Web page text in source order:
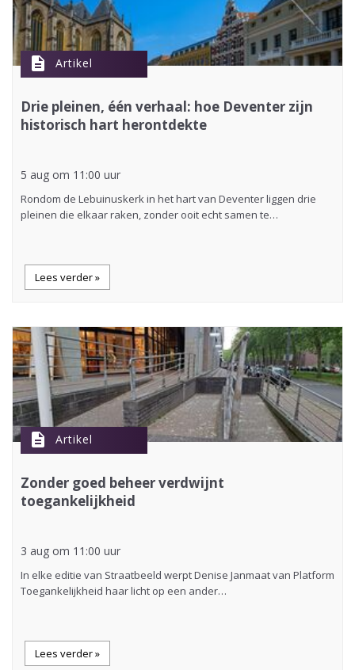
description Artikel
Drie pleinen, één verhaal: hoe Deventer zijn
historisch hart herontdekte
5 aug om 11:00 uur
Rondom de Lebuinuskerk in het hart van Deventer liggen drie
pleinen die elkaar raken, zonder ooit echt samen te…
Lees verder »
description Artikel
Zonder goed beheer verdwijnt
toegankelijkheid
3 aug om 11:00 uur
In elke editie van Straatbeeld werpt Denise Janmaat van Platform
Toegankelijkheid haar licht op een ander…
Lees verder »